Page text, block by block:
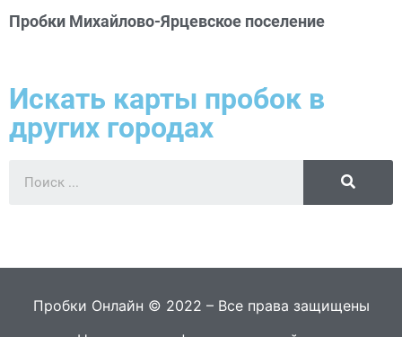
Пробки Михайлово-Ярцевское поселение
Искать карты пробок в
других городах
Пробки Онлайн © 2022 – Все права защищены